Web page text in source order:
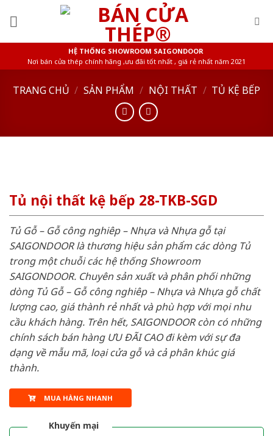
HỆ THỐNG SHOWROOM SAIGONDOOR
Nơi bán cửa thép chính hãng ,ưu đãi tốt nhất , giá rẻ nhất năm 2021
TRANG CHỦ / SẢN PHẨM / NỘI THẤT / TỦ KỆ BẾP
Tủ nội thất kệ bếp 28-TKB-SGD
Tủ Gỗ – Gỗ công nghiêp – Nhựa và Nhựa gỗ tại
SAIGONDOOR là thương hiệu sản phẩm các dòng Tủ
trong một chuỗi các hệ thống Showroom
SAIGONDOOR. Chuyên sản xuất và phân phối những
dòng Tủ Gỗ – Gỗ công nghiêp – Nhựa và Nhựa gỗ chất
lượng cao, giá thành rẻ nhất và phù hợp với mọi nhu
cầu khách hàng. Trên hết, SAIGONDOOR còn có những
chính sách bán hàng ƯU ĐÃI CAO đi kèm với sự đa
dạng về mẫu mã, loại cửa gỗ và cả phân khúc giá
thành.
MUA HÀNG NHANH
Khuyến mại